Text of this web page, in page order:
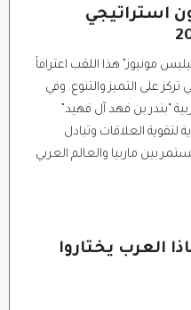
استراتيجي
مونيوز” هذا اللقب اعترافاً
تركز على التميز والتنوع. وفي
“بندر بن فهد آل فهيد”
لتقوية العلاقات وتبادل
بين ماربيا والعالم العربي
العرب يختاروا